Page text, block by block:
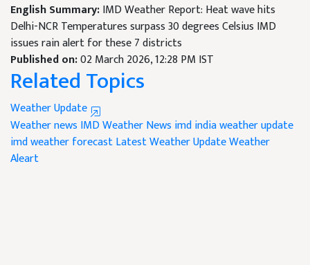
English Summary:IMD Weather Report: Heat wave hits
Delhi-NCR Temperatures surpass 30 degrees Celsius IMD
issues rain alert for these 7 districts
Published on:02 March 2026, 12:28 PM IST
Related Topics
Weather Update
Weather news IMD Weather News imd india weather update
imd weather forecastLatest Weather UpdateWeather
Aleart